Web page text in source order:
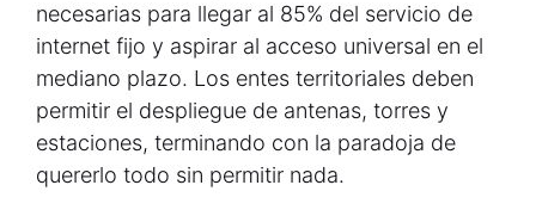
necesarias para llegar al 85% del servicio de
internet fijo y aspirar al acceso universal en el
mediano plazo. Los entes territoriales deben
permitir el despliegue de antenas, torres y
estaciones, terminando con la paradoja de
quererlo todo sin permitir nada.